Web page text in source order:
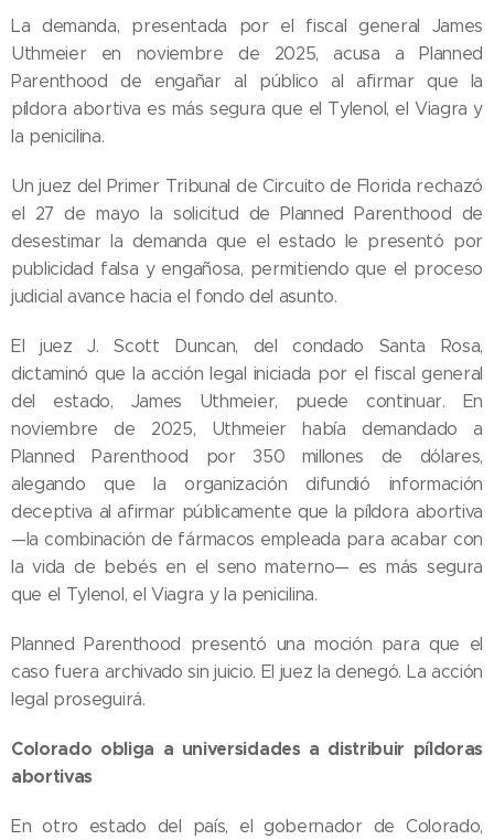
La demanda, presentada por el fiscal general James
Uthmeier en noviembre de 2025, acusa a Planned
Parenthood de engañar al público al afirmar que la
píldora abortiva es más segura que el Tylenol, el Viagra y
la penicilina.
Un juez del Primer Tribunal de Circuito de Florida rechazó
el 27 de mayo la solicitud de Planned Parenthood de
desestimar la demanda que el estado le presentó por
publicidad falsa y engañosa, permitiendo que el proceso
judicial avance hacia el fondo del asunto.
El juez J. Scott Duncan, del condado Santa Rosa,
dictaminó que la acción legal iniciada por el fiscal general
del estado, James Uthmeier, puede continuar. En
noviembre de 2025, Uthmeier había demandado a
Planned Parenthood por 350 millones de dólares,
alegando que la organización difundió información
deceptiva al afirmar públicamente que la píldora abortiva
—la combinación de fármacos empleada para acabar con
la vida de bebés en el seno materno— es más segura
que el Tylenol, el Viagra y la penicilina.
Planned Parenthood presentó una moción para que el
caso fuera archivado sin juicio. El juez la denegó. La acción
legal proseguirá.
Colorado obliga a universidades a distribuir píldoras
abortivas
En otro estado del país, el gobernador de Colorado,